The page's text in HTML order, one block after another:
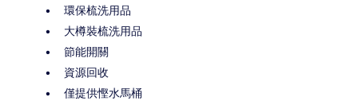
環保梳洗用品
大樽裝梳洗用品
節能開關
資源回收
僅提供慳水馬桶